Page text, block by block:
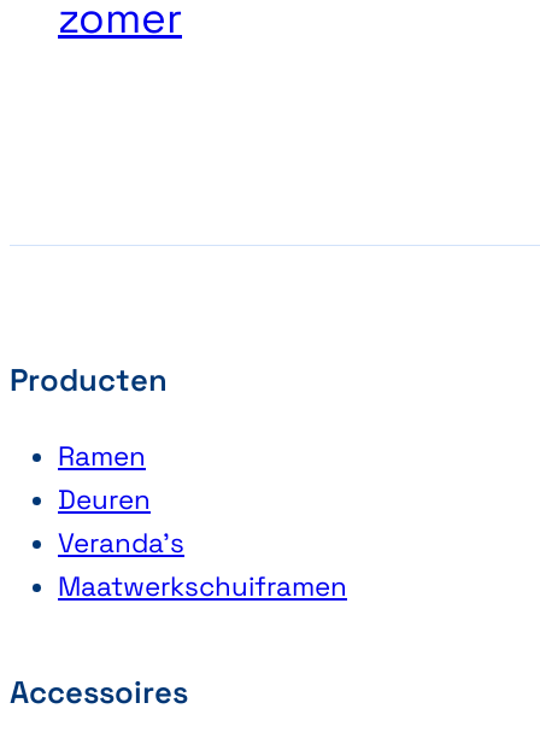
zomer
Producten
Ramen
Deuren
Veranda’s
Maatwerkschuiframen
Accessoires